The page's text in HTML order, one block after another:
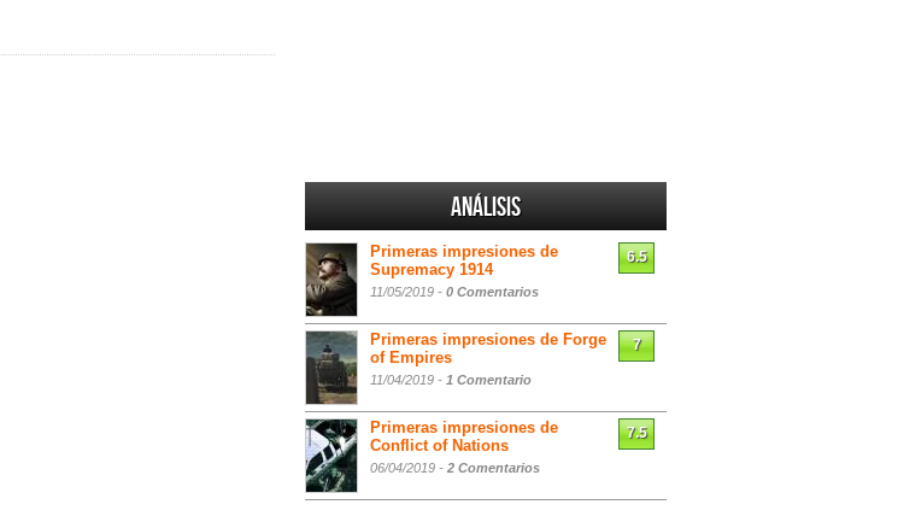
Análisis
Primeras impresiones de
Supremacy 1914
11/05/2019 - 0 Comentarios
6.5
Primeras impresiones de Forge
of Empires
11/04/2019 - 1 Comentario
7
Primeras impresiones de
Conflict of Nations
06/04/2019 - 2 Comentarios
7.5